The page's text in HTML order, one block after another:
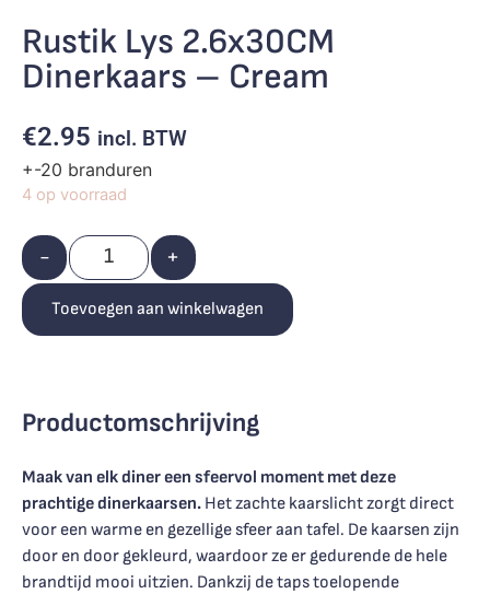
Rustik Lys 2.6x30CM
Dinerkaars – Cream
€2.95 incl. BTW
+-20 branduren
4 op voorraad
- +
Toevoegen aan winkelwagen
Productomschrijving
Maak van elk diner een sfeervol moment met deze
prachtige dinerkaarsen. Het zachte kaarslicht zorgt direct
voor een warme en gezellige sfeer aan tafel. De kaarsen zijn
door en door gekleurd, waardoor ze er gedurende de hele
brandtijd mooi uitzien. Dankzij de taps toelopende